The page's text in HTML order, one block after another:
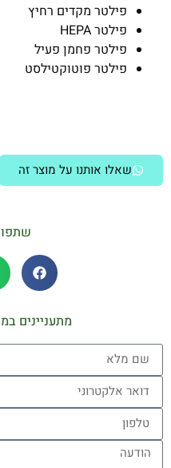
פילטר מקדים רחיץ
פילטר HEPA
פילטר פחמן פעיל
פילטר פוטוקטילסט
שאלו אותנו על מוצר זה
מתעניינים